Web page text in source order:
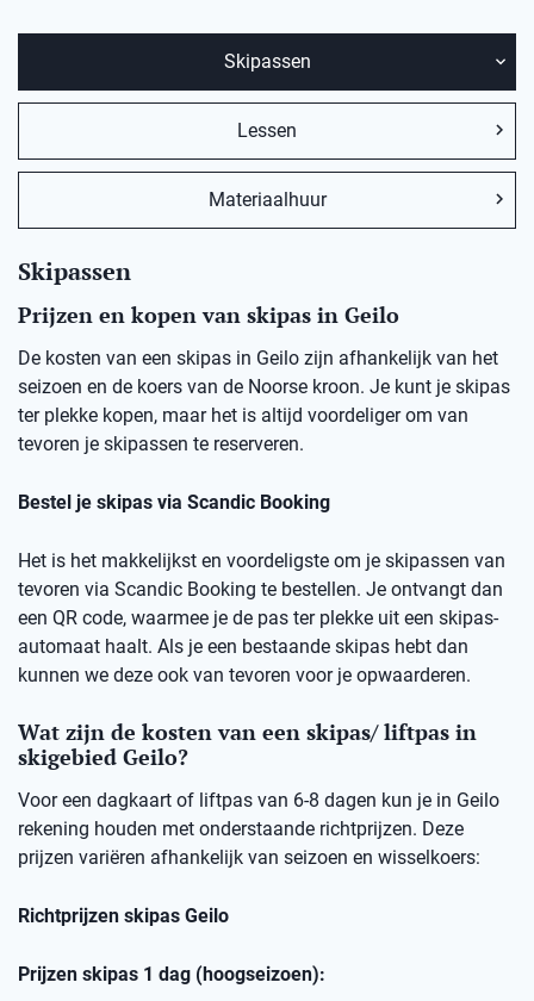
Skipassen
Lessen
Materiaalhuur
Skipassen
Prijzen en kopen van skipas in Geilo
De kosten van een skipas in Geilo zijn afhankelijk van het
seizoen en de koers van de Noorse kroon. Je kunt je skipas
ter plekke kopen, maar het is altijd voordeliger om van
tevoren je skipassen te reserveren.
Bestel je skipas via Scandic Booking
Het is het makkelijkst en voordeligste om je skipassen van
tevoren via Scandic Booking te bestellen. Je ontvangt dan
een QR code, waarmee je de pas ter plekke uit een skipas-
automaat haalt. Als je een bestaande skipas hebt dan
kunnen we deze ook van tevoren voor je opwaarderen.
Wat zijn de kosten van een skipas/ liftpas in
skigebied Geilo?
Voor een dagkaart of liftpas van 6-8 dagen kun je in Geilo
rekening houden met onderstaande richtprijzen. Deze
prijzen variëren afhankelijk van seizoen en wisselkoers:
Richtprijzen skipas Geilo
Prijzen skipas 1 dag (hoogseizoen):